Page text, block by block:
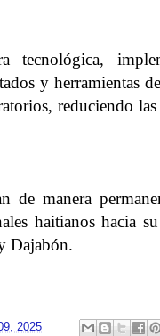
y herramientas
reduciendo
de manera
haitianos hacia
Dajabón.
2025